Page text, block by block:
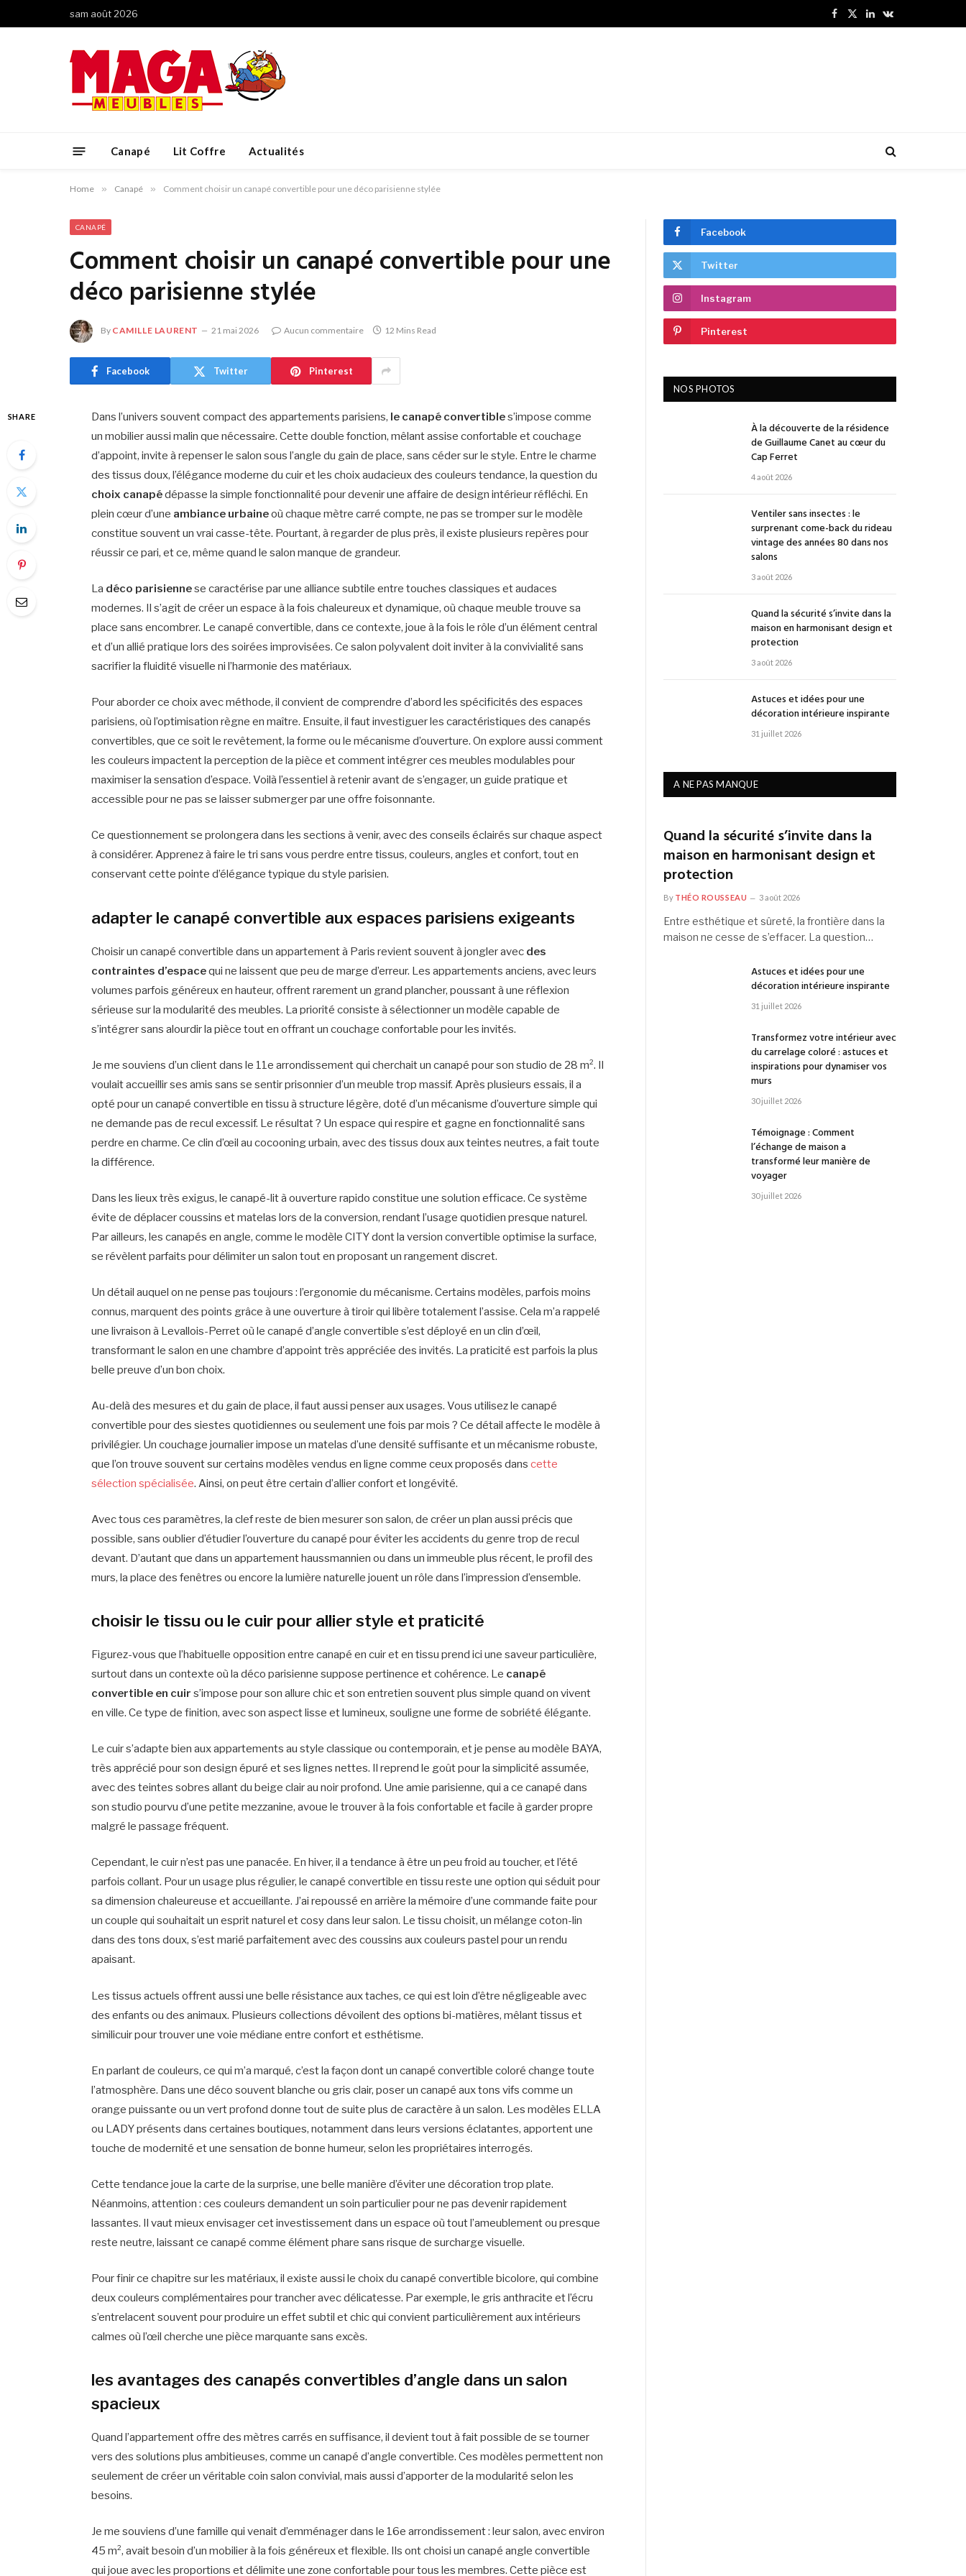
sam août 2026
Facebook
X
LinkedInVKontakte
Canapé Lit Coffre Actualités
Home » Canapé » Comment choisir un canapé convertible pour une déco parisienne stylée
CANAPÉ
Comment choisir un canapé convertible pour une
déco parisienne stylée
By CAMILLE LAURENT 21 mai 2026 Aucun commentaire 12 Mins Read
Facebook Twitter Pinterest
SHARE Dans l’univers souvent compact des appartements parisiens, le canapé convertibles’impose comme
un mobilier aussi malin que nécessaire. Cette double fonction, mêlant assise confortable et couchage
d’appoint, invite à repenser le salon sous l’angle du gain de place, sans céder sur le style. Entre le charme
des tissus doux, l’élégance moderne du cuir et les choix audacieux des couleurs tendance, la question du
choix canapédépasse la simple fonctionnalité pour devenir une affaire de design intérieur réfléchi. En
plein cœur d’une ambiance urbaineoù chaque mètre carré compte, ne pas se tromper sur le modèle
constitue souvent un vrai casse-tête. Pourtant, à regarder de plus près, il existe plusieurs repères pour
réussir ce pari, et ce, même quand le salon manque de grandeur.
La déco parisiennese caractérise par une alliance subtile entre touches classiques et audaces
modernes. Il s’agit de créer un espace à la fois chaleureux et dynamique, où chaque meuble trouve sa
place sans encombrer. Le canapé convertible, dans ce contexte, joue à la fois le rôle d’un élément central
et d’un allié pratique lors des soirées improvisées. Ce salon polyvalent doit inviter à la convivialité sans
sacrifier la fluidité visuelle ni l’harmonie des matériaux.
Pour aborder ce choix avec méthode, il convient de comprendre d’abord les spécificités des espaces
parisiens, où l’optimisation règne en maître. Ensuite, il faut investiguer les caractéristiques des canapés
convertibles, que ce soit le revêtement, la forme ou le mécanisme d’ouverture. On explore aussi comment
les couleurs impactent la perception de la pièce et comment intégrer ces meubles modulables pour
maximiser la sensation d’espace. Voilà l’essentiel à retenir avant de s’engager, un guide pratique et
accessible pour ne pas se laisser submerger par une offre foisonnante.
Ce questionnement se prolongera dans les sections à venir, avec des conseils éclairés sur chaque aspect
à considérer. Apprenez à faire le tri sans vous perdre entre tissus, couleurs, angles et confort, tout en
conservant cette pointe d’élégance typique du style parisien.
adapter le canapé convertible aux espaces parisiens exigeants
Choisir un canapé convertible dans un appartement à Paris revient souvent à jongler avec des
contraintes d’espacequi ne laissent que peu de marge d’erreur. Les appartements anciens, avec leurs
volumes parfois généreux en hauteur, offrent rarement un grand plancher, poussant à une réflexion
sérieuse sur la modularité des meubles. La priorité consiste à sélectionner un modèle capable de
s’intégrer sans alourdir la pièce tout en offrant un couchage confortable pour les invités.
Je me souviens d’un client dans le 11e arrondissement qui cherchait un canapé pour son studio de 28 m². Il
voulait accueillir ses amis sans se sentir prisonnier d’un meuble trop massif. Après plusieurs essais, il a
opté pour un canapé convertible en tissu à structure légère, doté d’un mécanisme d’ouverture simple qui
ne demande pas de recul excessif. Le résultat ? Un espace qui respire et gagne en fonctionnalité sans
perdre en charme. Ce clin d’œil au cocooning urbain, avec des tissus doux aux teintes neutres, a fait toute
la différence.
Dans les lieux très exigus, le canapé-lit à ouverture rapido constitue une solution efficace. Ce système
évite de déplacer coussins et matelas lors de la conversion, rendant l’usage quotidien presque naturel.
Par ailleurs, les canapés en angle, comme le modèle CITY dont la version convertible optimise la surface,
se révèlent parfaits pour délimiter un salon tout en proposant un rangement discret.
Un détail auquel on ne pense pas toujours : l’ergonomie du mécanisme. Certains modèles, parfois moins
connus, marquent des points grâce à une ouverture à tiroir qui libère totalement l’assise. Cela m’a rappelé
une livraison à Levallois-Perret où le canapé d’angle convertible s’est déployé en un clin d’œil,
transformant le salon en une chambre d’appoint très appréciée des invités. La praticité est parfois la plus
belle preuve d’un bon choix.
Au-delà des mesures et du gain de place, il faut aussi penser aux usages. Vous utilisez le canapé
convertible pour des siestes quotidiennes ou seulement une fois par mois ? Ce détail affecte le modèle à
privilégier. Un couchage journalier impose un matelas d’une densité suffisante et un mécanisme robuste,
que l’on trouve souvent sur certains modèles vendus en ligne comme ceux proposés danscette
sélection spécialisée. Ainsi, on peut être certain d’allier confort et longévité.
Avec tous ces paramètres, la clef reste de bien mesurer son salon, de créer un plan aussi précis que
possible, sans oublier d’étudier l’ouverture du canapé pour éviter les accidents du genre trop de recul
devant. D’autant que dans un appartement haussmannien ou dans un immeuble plus récent, le profil des
murs, la place des fenêtres ou encore la lumière naturelle jouent un rôle dans l’impression d’ensemble.
choisir le tissu ou le cuir pour allier style et praticité
Figurez-vous que l’habituelle opposition entre canapé en cuir et en tissu prend ici une saveur particulière,
surtout dans un contexte où la déco parisienne suppose pertinence et cohérence. Le canapé
convertible en cuir s’impose pour son allure chic et son entretien souvent plus simple quand on vivent
en ville. Ce type de finition, avec son aspect lisse et lumineux, souligne une forme de sobriété élégante.
Le cuir s’adapte bien aux appartements au style classique ou contemporain, et je pense au modèle BAYA,
très apprécié pour son design épuré et ses lignes nettes. Il reprend le goût pour la simplicité assumée,
avec des teintes sobres allant du beige clair au noir profond. Une amie parisienne, qui a ce canapé dans
son studio pourvu d’une petite mezzanine, avoue le trouver à la fois confortable et facile à garder propre
malgré le passage fréquent.
Cependant, le cuir n’est pas une panacée. En hiver, il a tendance à être un peu froid au toucher, et l’été
parfois collant. Pour un usage plus régulier, le canapé convertible en tissu reste une option qui séduit pour
sa dimension chaleureuse et accueillante. J’ai repoussé en arrière la mémoire d’une commande faite pour
un couple qui souhaitait un esprit naturel et cosy dans leur salon. Le tissu choisit, un mélange coton-lin
dans des tons doux, s’est marié parfaitement avec des coussins aux couleurs pastel pour un rendu
apaisant.
Les tissus actuels offrent aussi une belle résistance aux taches, ce qui est loin d’être négligeable avec
des enfants ou des animaux. Plusieurs collections dévoilent des options bi-matières, mêlant tissus et
similicuir pour trouver une voie médiane entre confort et esthétisme.
En parlant de couleurs, ce qui m’a marqué, c’est la façon dont un canapé convertible coloré change toute
l’atmosphère. Dans une déco souvent blanche ou gris clair, poser un canapé aux tons vifs comme un
orange puissante ou un vert profond donne tout de suite plus de caractère à un salon. Les modèles ELLA
ou LADY présents dans certaines boutiques, notamment dans leurs versions éclatantes, apportent une
touche de modernité et une sensation de bonne humeur, selon les propriétaires interrogés.
Cette tendance joue la carte de la surprise, une belle manière d’éviter une décoration trop plate.
Néanmoins, attention : ces couleurs demandent un soin particulier pour ne pas devenir rapidement
lassantes. Il vaut mieux envisager cet investissement dans un espace où tout l’ameublement ou presque
reste neutre, laissant ce canapé comme élément phare sans risque de surcharge visuelle.
Pour finir ce chapitre sur les matériaux, il existe aussi le choix du canapé convertible bicolore, qui combine
deux couleurs complémentaires pour trancher avec délicatesse. Par exemple, le gris anthracite et l’écru
s’entrelacent souvent pour produire un effet subtil et chic qui convient particulièrement aux intérieurs
calmes où l’œil cherche une pièce marquante sans excès.
les avantages des canapés convertibles d’angle dans un salon
spacieux
Quand l’appartement offre des mètres carrés en suffisance, il devient tout à fait possible de se tourner
vers des solutions plus ambitieuses, comme un canapé d’angle convertible. Ces modèles permettent non
seulement de créer un véritable coin salon convivial, mais aussi d’apporter de la modularité selon les
besoins.
Je me souviens d’une famille qui venait d’emménager dans le 16e arrondissement : leur salon, avec environ
45 m², avait besoin d’un mobilier à la fois généreux et flexible. Ils ont choisi un canapé angle convertible
qui joue avec les proportions et délimite une zone confortable pour tous les membres. Cette pièce est
Facebook
Twitter
Instagram
Pinterest
NOS PHOTOS
À la découverte de la résidence
de Guillaume Canet au cœur du
Cap Ferret
4 août 2026
Ventiler sans insectes : le
surprenant come-back du rideau
vintage des années 80 dans nos
salons
3 août 2026
Quand la sécurité s’invite dans la
maison en harmonisant design et
protection
3 août 2026
Astuces et idées pour une
décoration intérieure inspirante
31 juillet 2026
A NE PAS MANQUE
Quand la sécurité s’invite dans la
maison en harmonisant design et
protection
By THÉO ROUSSEAU 3 août 2026
Entre esthétique et sûreté, la frontière dans la
maison ne cesse de s’effacer. La question…
Astuces et idées pour une
décoration intérieure inspirante
31 juillet 2026
Transformez votre intérieur avec
du carrelage coloré : astuces et
inspirations pour dynamiser vos
murs
30 juillet 2026
Témoignage : Comment
l’échange de maison a
transformé leur manière de
voyager
30 juillet 2026